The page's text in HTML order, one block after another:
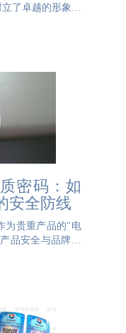
了卓越的形象。
队致力于开发出
件系统。通宝
密码：如
安全防线
为贵重产品的"电
品安全与品牌信
性，确保被撕揭
品被调包或二次